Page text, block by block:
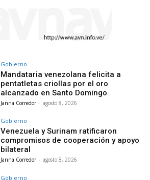
Gobierno
Mandataria venezolana felicita a
pentatletas criollas por el oro
alcanzado en Santo Domingo
Janna Corredor - agosto 8, 2026
Gobierno
Venezuela y Surinam ratificaron
compromisos de cooperación y apoyo
bilateral
Janna Corredor - agosto 8, 2026
Gobierno